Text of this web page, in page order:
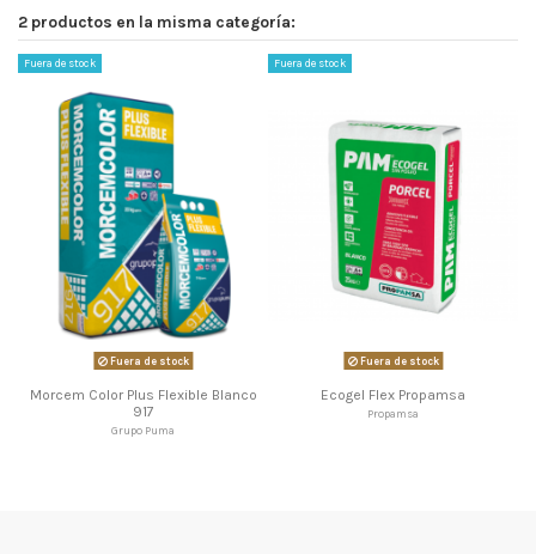
2 productos en la misma categoría:
Fuera de stock
Fuera de stock
Morcem Color Plus Flexible Blanco
917
Grupo Puma
Fuera de stock
Fuera de stock
Ecogel Flex Propamsa
Propamsa